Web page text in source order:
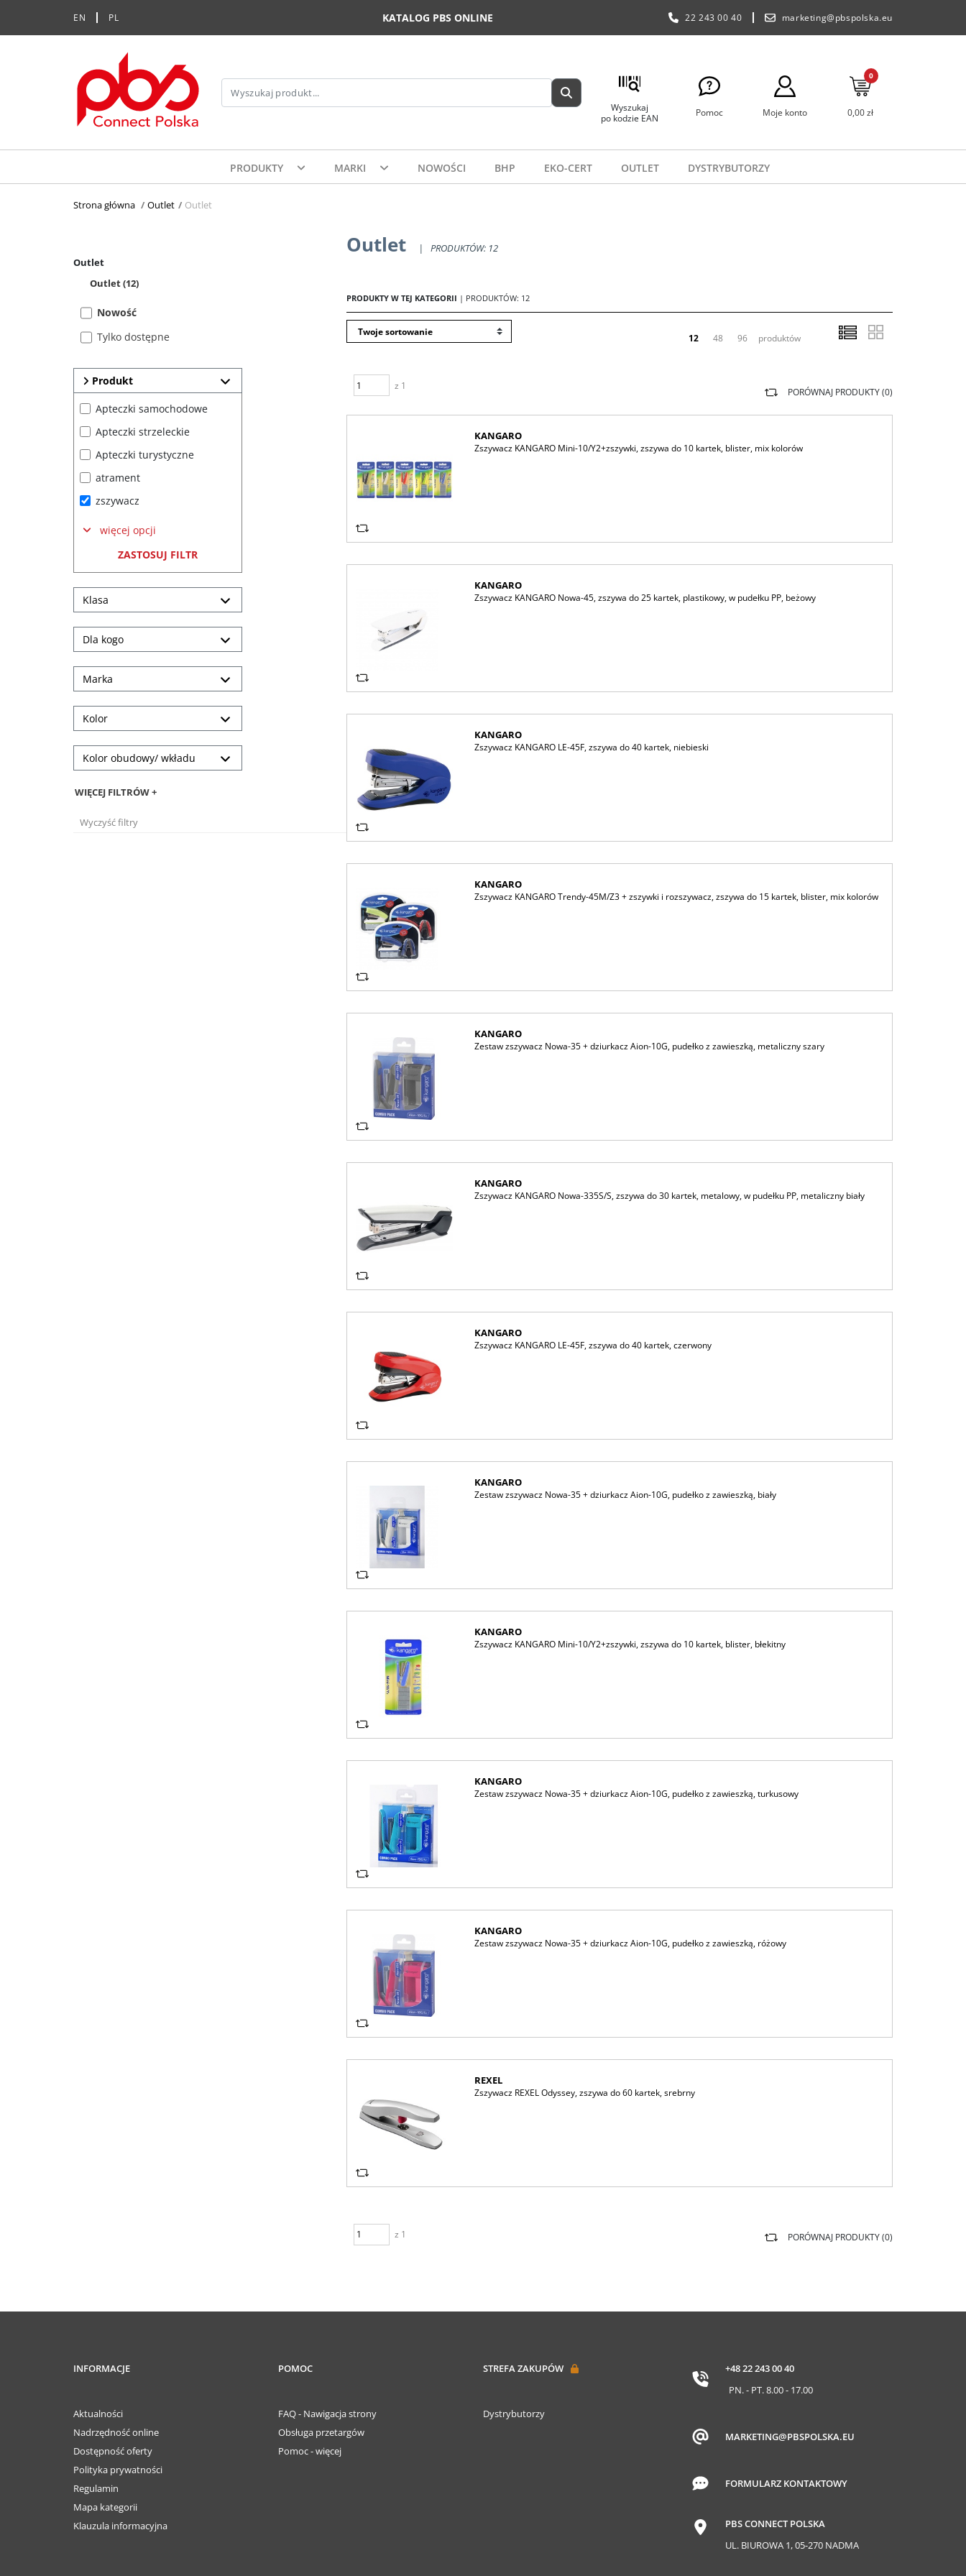
EN PL KATALOG PBS ONLINE 22 243 00 40 marketing@pbspolska.eu
Wyszukaj
po kodzie EAN
Pomoc Moje konto
0
0,00 zł
PRODUKTY MARKI NOWOŚCI BHP EKO-CERT OUTLET DYSTRYBUTORZY
Strona główna> Outlet> Outlet
Outlet
Outlet(12)
Nowość
Tylko dostępne
Klasa
Dla kogo
Marka
Kolor
Kolor obudowy/ wkładu
Produkt
Apteczki samochodowe
Apteczki strzeleckie
Apteczki turystyczne
atrament
zszywacz
więcej opcji
ZASTOSUJ FILTR
WIĘCEJ FILTRÓW +
Wyczyść filtry
Outlet | PRODUKTÓW: 12
PRODUKTY W TEJ KATEGORII | PRODUKTÓW: 12
12 48 96 produktów
z 1
PORÓWNAJ PRODUKTY (0)
KANGARO
Zszywacz KANGARO Mini-10/Y2+zszywki, zszywa do 10 kartek, blister, mix kolorów
KANGARO
Zszywacz KANGARO Nowa-45, zszywa do 25 kartek, plastikowy, w pudełku PP, beżowy
KANGARO
Zszywacz KANGARO LE-45F, zszywa do 40 kartek, niebieski
KANGARO
Zszywacz KANGARO Trendy-45M/Z3 + zszywki i rozszywacz, zszywa do 15 kartek, blister, mix kolorów
KANGARO
Zestaw zszywacz Nowa-35 + dziurkacz Aion-10G, pudełko z zawieszką, metaliczny szary
KANGARO
Zszywacz KANGARO Nowa-335S/S, zszywa do 30 kartek, metalowy, w pudełku PP, metaliczny biały
KANGARO
Zszywacz KANGARO LE-45F, zszywa do 40 kartek, czerwony
KANGARO
Zestaw zszywacz Nowa-35 + dziurkacz Aion-10G, pudełko z zawieszką, biały
KANGARO
Zszywacz KANGARO Mini-10/Y2+zszywki, zszywa do 10 kartek, blister, błekitny
KANGARO
Zestaw zszywacz Nowa-35 + dziurkacz Aion-10G, pudełko z zawieszką, turkusowy
KANGARO
Zestaw zszywacz Nowa-35 + dziurkacz Aion-10G, pudełko z zawieszką, różowy
REXEL
Zszywacz REXEL Odyssey, zszywa do 60 kartek, srebrny
z 1 PORÓWNAJ PRODUKTY (0)
INFORMACJE
Aktualności
Nadrzędność online
Dostępność oferty
Polityka prywatności
Regulamin
Mapa kategorii
Klauzula informacyjna
POMOC
FAQ - Nawigacja strony
Obsługa przetargów
Pomoc - więcej
STREFA ZAKUPÓW
Dystrybutorzy
+48 22 243 00 40
PN. - PT. 8.00 - 17.00
MARKETING@PBSPOLSKA.EU
FORMULARZ KONTAKTOWY
PBS CONNECT POLSKA
UL. BIUROWA 1, 05-270 NADMA